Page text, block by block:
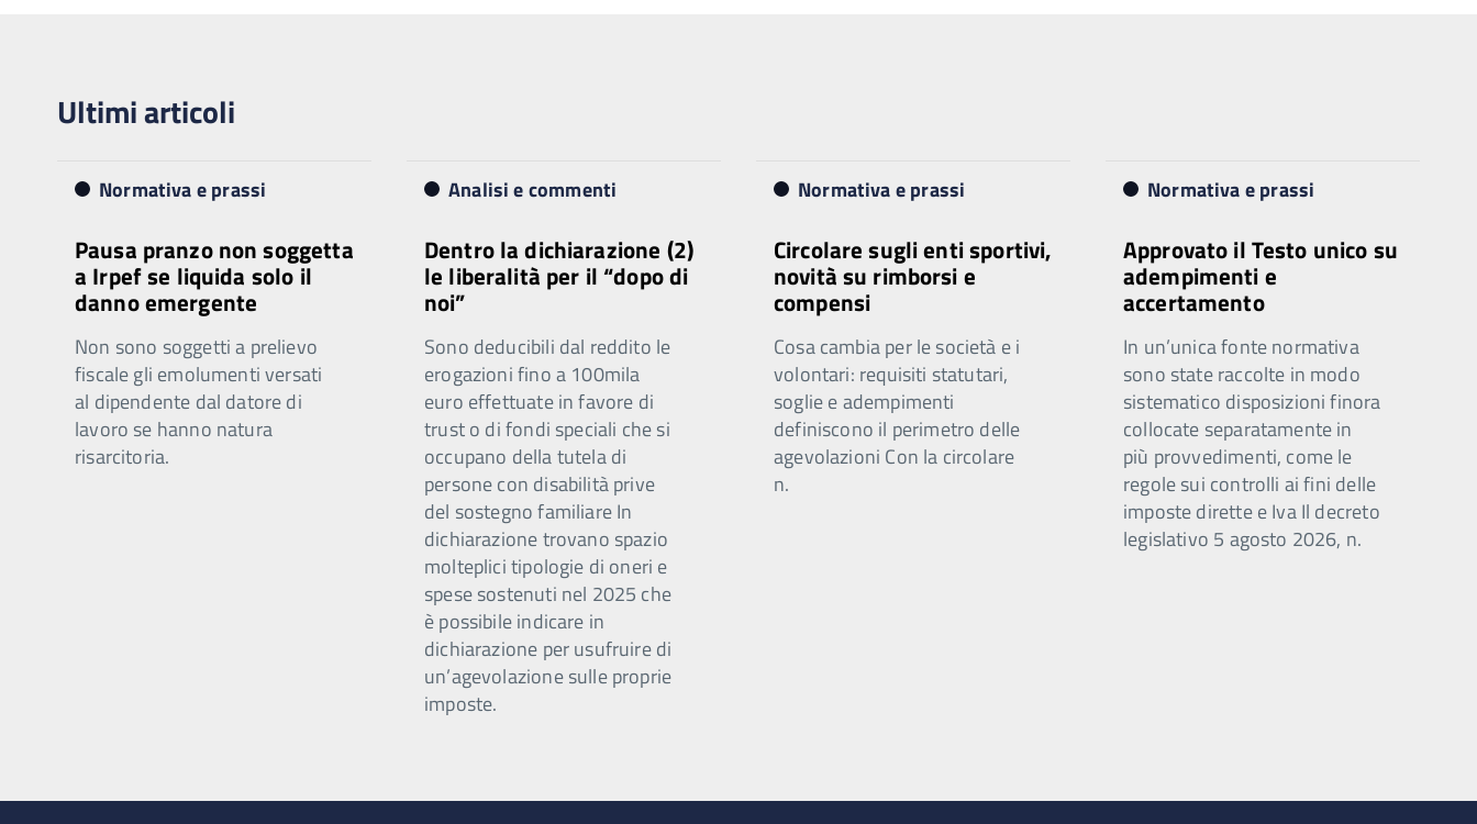
Ultimi articoli
Normativa e prassi
Pausa pranzo non soggetta
a Irpef se liquida solo il
danno emergente
Non sono soggetti a prelievo
fiscale gli emolumenti versati
al dipendente dal datore di
lavoro se hanno natura
risarcitoria.
Analisi e commenti
Dentro la dichiarazione (2)
le liberalità per il “dopo di
noi”
Sono deducibili dal reddito le
erogazioni fino a 100mila
euro effettuate in favore di
trust o di fondi speciali che si
occupano della tutela di
persone con disabilità prive
del sostegno familiare In
dichiarazione trovano spazio
molteplici tipologie di oneri e
spese sostenuti nel 2025 che
è possibile indicare in
dichiarazione per usufruire di
un’agevolazione sulle proprie
imposte.
Normativa e prassi
Circolare sugli enti sportivi,
novità su rimborsi e
compensi
Cosa cambia per le società e i
volontari: requisiti statutari,
soglie e adempimenti
definiscono il perimetro delle
agevolazioni Con la circolare
n.
Normativa e prassi
Approvato il Testo unico su
adempimenti e
accertamento
In un’unica fonte normativa
sono state raccolte in modo
sistematico disposizioni finora
collocate separatamente in
più provvedimenti, come le
regole sui controlli ai fini delle
imposte dirette e Iva Il decreto
legislativo 5 agosto 2026, n.